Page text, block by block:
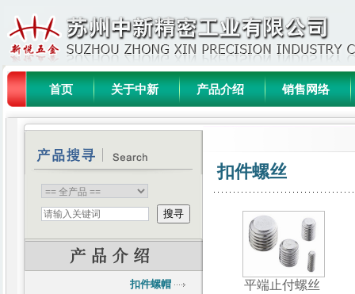
首页 关于中新 产品介绍 销售网络
扣件螺帽
扣件螺丝
平端止付螺丝